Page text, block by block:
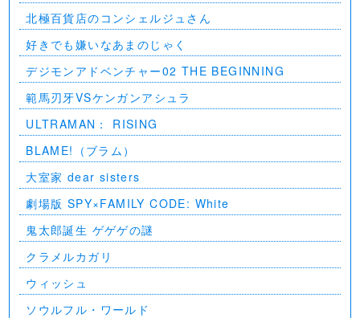
北極百貨店のコンシェルジュさん
好きでも嫌いなあまのじゃく
デジモンアドベンチャー02 THE BEGINNING
範馬刃牙VSケンガンアシュラ
ULTRAMAN： RISING
BLAME!（ブラム）
大室家 dear sisters
劇場版 SPY×FAMILY CODE: White
⻤太郎誕生 ゲゲゲの謎
クラメルカガリ
ウィッシュ
ソウルフル・ワールド